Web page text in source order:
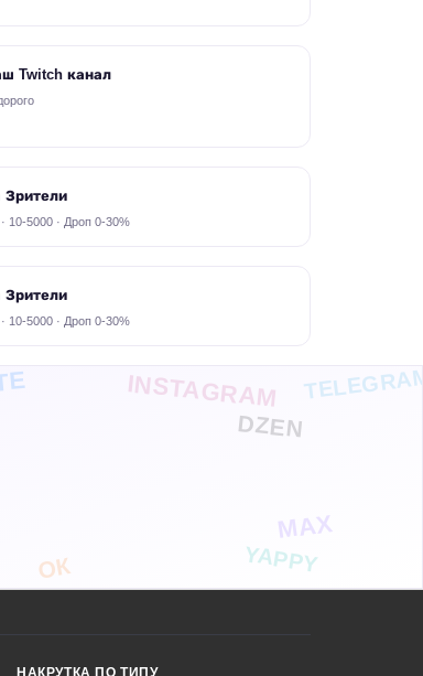
Twitch канал
Зрители
10-5000 · Дроп 0-30%
Зрители
10-5000 · Дроп 0-30%
INSTAGRAM
ОК YAPPY
DZEN
MAX
НАКРУТКА ПО ТИПУ